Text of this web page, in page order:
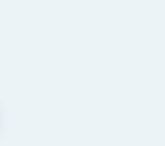
安行動方案」記者
平 以決心掌握國家